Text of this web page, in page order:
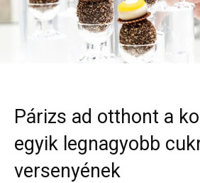
Párizs ad otthont a
egyik legnagyobb
versenyének